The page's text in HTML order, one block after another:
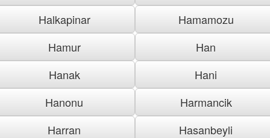
Halkapinar
Hamamozu
Hamur
Han
Hanak
Hani
Hanonu
Harmancik
Harran
Hasanbeyli